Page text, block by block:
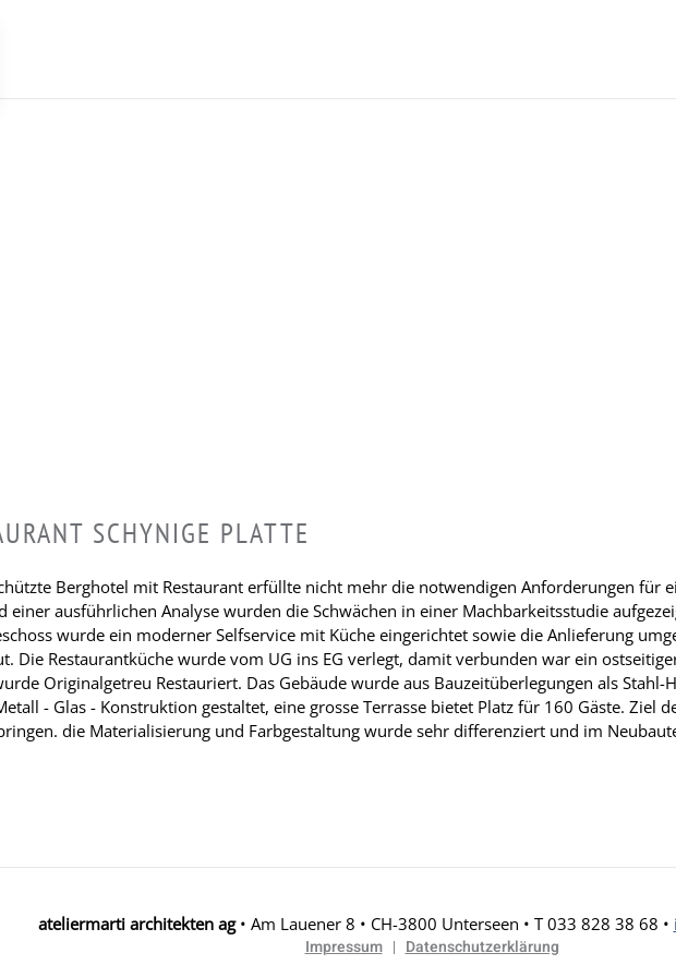
SCHYNIGE PLATTE
Berghotel mit Restaurant erfüllte nicht mehr die notwendigen Anforderungen für
einer ausführlichen Analyse wurden die Schwächen in einer Machbarkeitsstudie
wurde ein moderner Selfservice mit Küche eingerichtet sowie die Anlieferung
Die Restaurantküche wurde vom UG ins EG verlegt, damit verbunden war ein
Originalgetreu Restauriert. Das Gebäude wurde aus Bauzeitüberlegungen als
- Glas - Konstruktion gestaltet, eine grosse Terrasse bietet Platz für 160 Gäste. Ziel
die Materialisierung und Farbgestaltung wurde sehr differenziert und im
ateliermarti architekten ag• Am Lauener 8 • CH-3800 Unterseen • T 033 828 38 68 •
Impressum Datenschutzerklärung